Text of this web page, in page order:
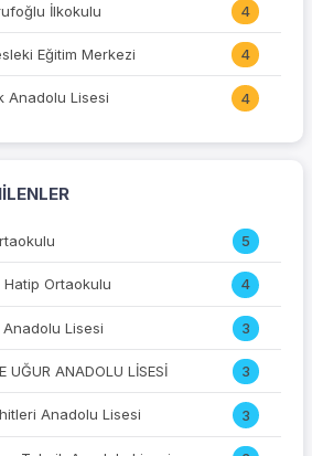
İlkokulu 4
Eğitim Merkezi 4
Anadolu Lisesi 4
5
Ortaokulu 4
Lisesi 3
UĞUR ANADOLU LİSESİ 3
Anadolu Lisesi 3